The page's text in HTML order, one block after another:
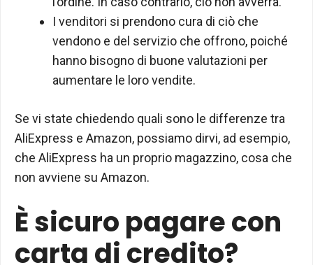
I venditori si prendono cura di ciò che
vendono e del servizio che offrono, poiché
hanno bisogno di buone valutazioni per
aumentare le loro vendite.
Se vi state chiedendo quali sono le differenze tra
AliExpress e Amazon, possiamo dirvi, ad esempio,
che AliExpress ha un proprio magazzino, cosa che
non avviene su Amazon.
È sicuro pagare con
carta di credito?